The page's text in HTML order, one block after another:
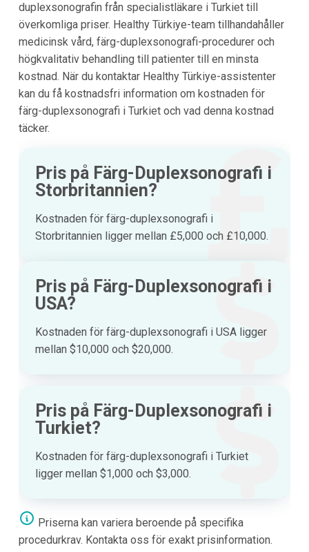
duplexsonografin från specialistläkare i Turkiet till
överkomliga priser. Healthy Türkiye-team tillhandahåller
medicinsk vård, färg-duplexsonografi-procedurer och
högkvalitativ behandling till patienter till en minsta
kostnad. När du kontaktar Healthy Türkiye-assistenter
kan du få kostnadsfri information om kostnaden för
färg-duplexsonografi i Turkiet och vad denna kostnad
täcker.
Pris på Färg-Duplexsonografi i
Storbritannien?
Kostnaden för färg-duplexsonografi i
Storbritannien ligger mellan £5,000 och £10,000.
Pris på Färg-Duplexsonografi i
USA?
Kostnaden för färg-duplexsonografi i USA ligger
mellan $10,000 och $20,000.
Pris på Färg-Duplexsonografi i
Turkiet?
Kostnaden för färg-duplexsonografi i Turkiet
ligger mellan $1,000 och $3,000.
Priserna kan variera beroende på specifika
procedurkrav. Kontakta oss för exakt prisinformation.